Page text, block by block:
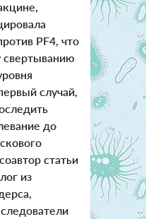
PF4, что
свертыванию
случай,
до
статьи
из